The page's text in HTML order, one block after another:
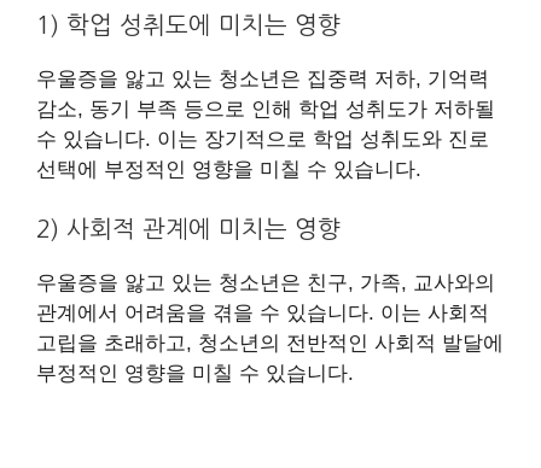
1) 학업 성취도에 미치는 영향
우울증을 앓고 있는 청소년은 집중력 저하, 기억력
감소, 동기 부족 등으로 인해 학업 성취도가 저하될
수 있습니다. 이는 장기적으로 학업 성취도와 진로
선택에 부정적인 영향을 미칠 수 있습니다.
2) 사회적 관계에 미치는 영향
우울증을 앓고 있는 청소년은 친구, 가족, 교사와의
관계에서 어려움을 겪을 수 있습니다. 이는 사회적
고립을 초래하고, 청소년의 전반적인 사회적 발달에
부정적인 영향을 미칠 수 있습니다.